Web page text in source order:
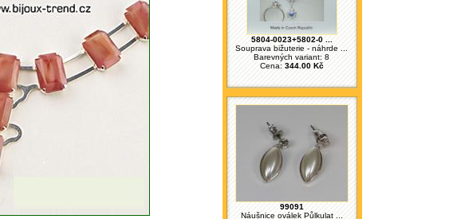
5804-0023+5802-0 ...
Souprava bižuterie - náhrde ...
Barevných variant: 8
Cena: 344.00 Kč
99091
Náušnice oválek Půlkulat ...